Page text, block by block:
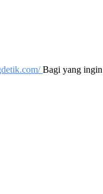
Bagi yang